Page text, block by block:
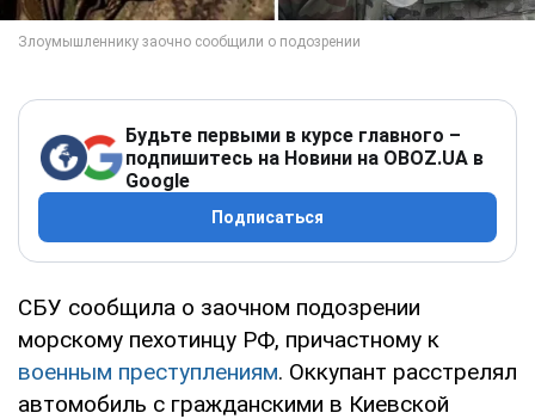
Будьте первыми в курсе главного –
подпишитесь на Новини на OBOZ.UA в
Google
Подписаться
СБУ сообщила о заочном подозрении
морскому пехотинцу РФ, причастному к
военным преступлениям. Оккупант расстрелял
автомобиль с гражданскими в Киевской